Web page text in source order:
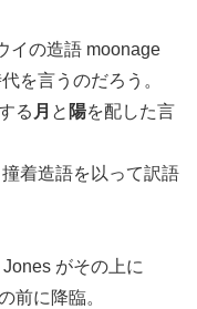
イの造語 moonage
を言うのだろう。
る 月 と 陽を配した言
着造語を以って訳語
がその上に
前に降臨。